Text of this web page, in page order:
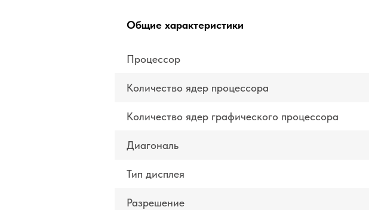
Общие характеристики
Процессор
Количество ядер процессора
Количество ядер графического процессора
Диагональ
Тип дисплея
Разрешение